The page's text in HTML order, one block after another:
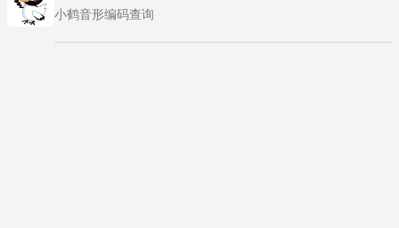
小鹤音形编码查询